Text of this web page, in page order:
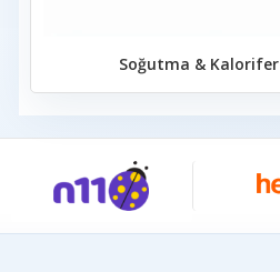
Soğutma & Kalorifer